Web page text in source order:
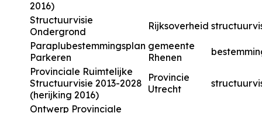
2016)
Structuurvisie
Ondergrond
Rijksoverheid
Paraplubestemmingsplan
Parkeren
gemeente
Rhenen
Provinciale Ruimtelijke
Structuurvisie 2013-2028
(herijking 2016)
Provincie
Utrecht
Ontwerp Provinciale